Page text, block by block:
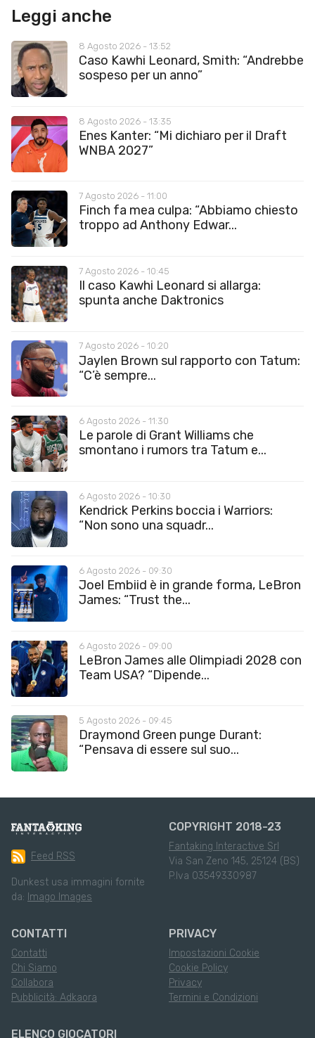
Leggi anche
8 Agosto 2026 - 13:52
Caso Kawhi Leonard, Smith: “Andrebbe
sospeso per un anno”
8 Agosto 2026 - 13:35
Enes Kanter: “Mi dichiaro per il Draft
WNBA 2027”
7 Agosto 2026 - 11:00
Finch fa mea culpa: “Abbiamo chiesto
troppo ad Anthony Edwar...
7 Agosto 2026 - 10:45
Il caso Kawhi Leonard si allarga:
spunta anche Daktronics
7 Agosto 2026 - 10:20
Jaylen Brown sul rapporto con Tatum:
“C’è sempre...
6 Agosto 2026 - 11:30
Le parole di Grant Williams che
smontano i rumors tra Tatum e...
6 Agosto 2026 - 10:30
Kendrick Perkins boccia i Warriors:
“Non sono una squadr...
6 Agosto 2026 - 09:30
Joel Embiid è in grande forma, LeBron
James: “Trust the...
6 Agosto 2026 - 09:00
LeBron James alle Olimpiadi 2028 con
Team USA? “Dipende...
5 Agosto 2026 - 09:45
Draymond Green punge Durant:
“Pensava di essere sul suo...
Feed RSS
Dunkest usa immagini fornite
da: Imago Images
COPYRIGHT 2018-23
Fantaking Interactive Srl
Via San Zeno 145, 25124 (BS)
P.Iva 03549330987
CONTATTI
Contatti
Chi Siamo
Collabora
Pubblicità: Adkaora
PRIVACY
Impostazioni Cookie
Cookie Policy
Privacy
Termini e Condizioni
ELENCO GIOCATORI